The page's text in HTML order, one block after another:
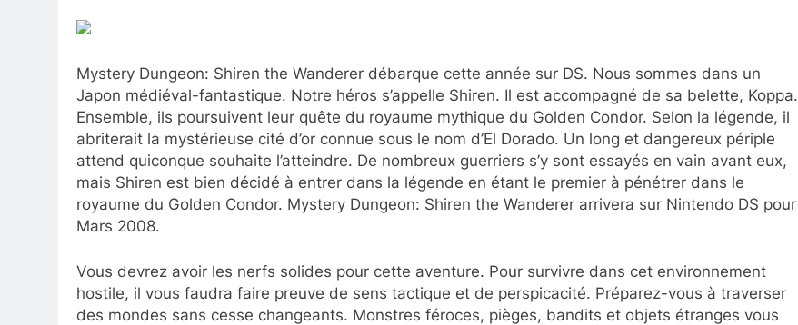
Mystery Dungeon: Shiren the Wanderer débarque cette année sur DS. Nous sommes dans un
Japon médiéval-fantastique. Notre héros s’appelle Shiren. Il est accompagné de sa belette, Koppa.
Ensemble, ils poursuivent leur quête du royaume mythique du Golden Condor. Selon la légende, il
abriterait la mystérieuse cité d’or connue sous le nom d’El Dorado. Un long et dangereux périple
attend quiconque souhaite l’atteindre. De nombreux guerriers s’y sont essayés en vain avant eux,
mais Shiren est bien décidé à entrer dans la légende en étant le premier à pénétrer dans le
royaume du Golden Condor. Mystery Dungeon: Shiren the Wanderer arrivera sur Nintendo DS pour
Mars 2008.
Vous devrez avoir les nerfs solides pour cette aventure. Pour survivre dans cet environnement
hostile, il vous faudra faire preuve de sens tactique et de perspicacité. Préparez-vous à traverser
des mondes sans cesse changeants. Monstres féroces, pièges, bandits et objets étranges vous